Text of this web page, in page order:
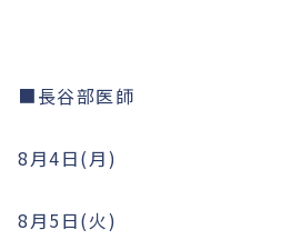
■長谷部医師
8月4日(月)
8月5日(火)